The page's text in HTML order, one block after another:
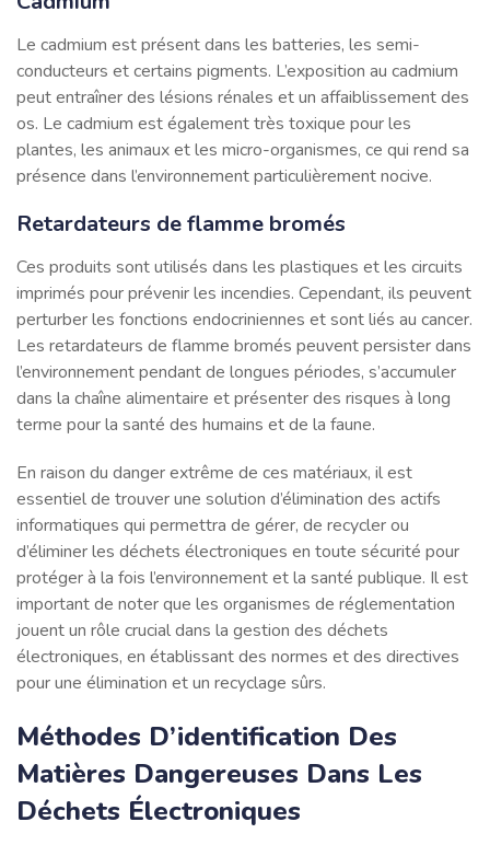
Le cadmium est présent dans les batteries, les semi-
conducteurs et certains pigments. L’exposition au cadmium
peut entraîner des lésions rénales et un affaiblissement des
os. Le cadmium est également très toxique pour les
plantes, les animaux et les micro-organismes, ce qui rend sa
présence dans l’environnement particulièrement nocive.
Retardateurs de flamme bromés
Ces produits sont utilisés dans les plastiques et les circuits
imprimés pour prévenir les incendies. Cependant, ils peuvent
perturber les fonctions endocriniennes et sont liés au cancer.
Les retardateurs de flamme bromés peuvent persister dans
l’environnement pendant de longues périodes, s’accumuler
dans la chaîne alimentaire et présenter des risques à long
terme pour la santé des humains et de la faune.
En raison du danger extrême de ces matériaux, il est
essentiel de trouver une solution d’élimination des actifs
informatiques qui permettra de gérer, de recycler ou
d’éliminer les déchets électroniques en toute sécurité pour
protéger à la fois l’environnement et la santé publique. Il est
important de noter que les organismes de réglementation
jouent un rôle crucial dans la gestion des déchets
électroniques, en établissant des normes et des directives
pour une élimination et un recyclage sûrs.
Méthodes D’identification Des
Matières Dangereuses Dans Les
Déchets Électroniques